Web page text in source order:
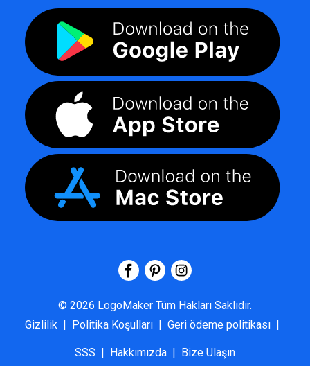
© 2026 LogoMaker Tüm Hakları Saklıdır.
Gizlilik | Politika Koşulları | Geri ödeme politikası |
SSS | Hakkımızda | Bize Ulaşın